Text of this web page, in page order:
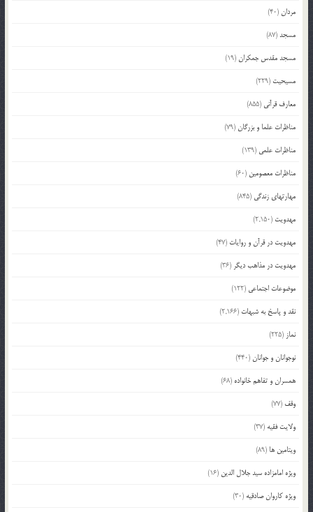
مردان(40)
مسجد(87)
مسجد مقدس جمکران(19)
مسیحیت (229)
معارف قرآنی (855)
مناظرات علما و بزرگان(79)
مناظرات علمی (139)
مناظرات معصومین (60)
مهارتهای زندگی (845)
مهدویت (2,150)
مهدویت در قرآن و روایات (47)
مهدویت در مذاهب دیگر (36)
موضوعات اجتماعی (122)
نقد و پاسخ به شبهات (2,166)
نماز (225)
نوجوانان و جوانان(440)
همسران و تفاهم خانواده (68)
وقف (77)
ولایت فقیه (37)
ویتامین ها (89)
ویژه امامزاده سید جلال الدین (16)
ویژه کاروان صادقیه (30)